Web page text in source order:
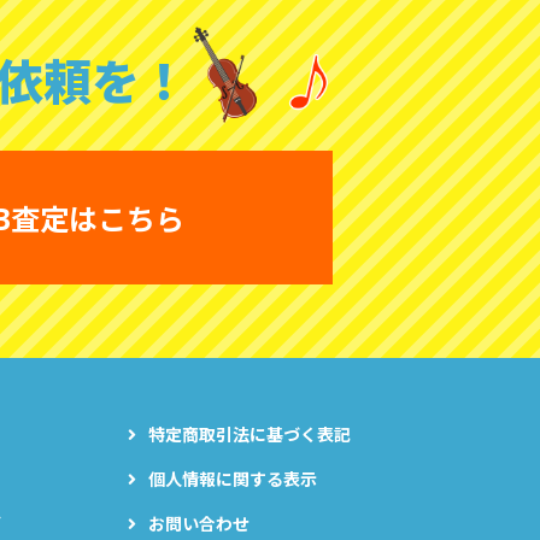
頼を！
査定はこちら
特定商取引法に基づく表記
個人情報に関する表示
お問い合わせ